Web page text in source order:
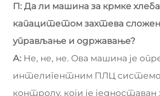
П: Да ли машина за крмке
капацитетом захтева
управљање и одржавање?
А: Не, не, не. Ова машина је
интелигентним ПЛЦ
контролу, који је једноставан